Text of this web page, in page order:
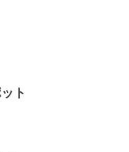
ト